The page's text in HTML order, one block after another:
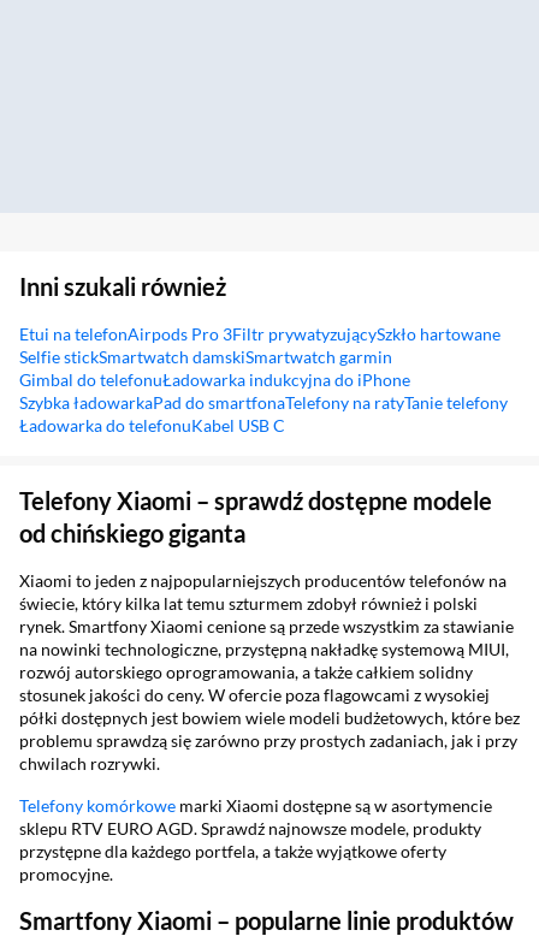
Inni szukali również
Etui na telefonAirpods Pro 3Filtr prywatyzującySzkło hartowane
Selfie stickSmartwatch damskiSmartwatch garmin
Gimbal do telefonuŁadowarka indukcyjna do iPhone
Szybka ładowarkaPad do smartfonaTelefony na ratyTanie telefony
Ładowarka do telefonuKabel USB C
Telefony Xiaomi – sprawdź dostępne modele
od chińskiego giganta
Xiaomi to jeden z najpopularniejszych producentów telefonów na
świecie, który kilka lat temu szturmem zdobył również i polski
rynek. Smartfony Xiaomi cenione są przede wszystkim za stawianie
na nowinki technologiczne, przystępną nakładkę systemową MIUI,
rozwój autorskiego oprogramowania, a także całkiem solidny
stosunek jakości do ceny. W ofercie poza flagowcami z wysokiej
półki dostępnych jest bowiem wiele modeli budżetowych, które bez
problemu sprawdzą się zarówno przy prostych zadaniach, jak i przy
chwilach rozrywki.
Telefony komórkowe marki Xiaomi dostępne są w asortymencie
sklepu RTV EURO AGD. Sprawdź najnowsze modele, produkty
przystępne dla każdego portfela, a także wyjątkowe oferty
promocyjne.
Smartfony Xiaomi – popularne linie produktów